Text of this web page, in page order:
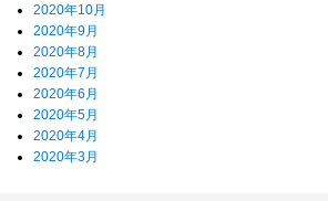
2020年10月
2020年9月
2020年8月
2020年7月
2020年6月
2020年5月
2020年4月
2020年3月